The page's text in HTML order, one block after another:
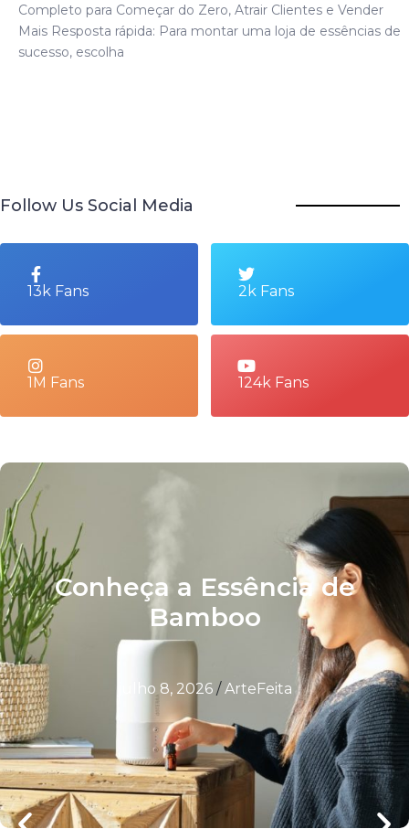
Completo para Começar do Zero, Atrair Clientes e Vender
Mais Resposta rápida: Para montar uma loja de essências de
sucesso, escolha
Follow Us Social Media
13k Fans 2k Fans
1M Fans 124k Fans
Conheça a Essência de
Bamboo
julho 8, 2026 / ArteFeita